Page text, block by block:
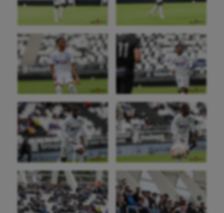
Haltérophilie
Handisport
Hippisme
Jeux Olympiques et Paralympiques
Kayak-polo
Korfbal
Longue paume
Moto
Natation
Natation artistique
Omnisports